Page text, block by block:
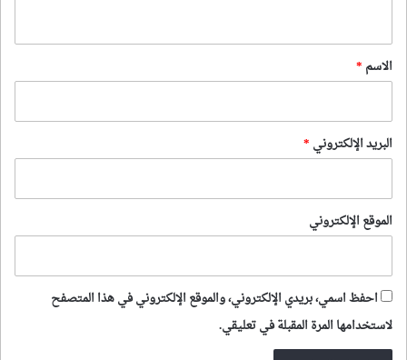
*
الاسم *
البريد الإلكتروني *
الموقع الإلكتروني
احفظ اسمي، بريدي الإلكتروني، والموقع الإلكتروني في هذا المتصفح
لاستخدامها المرة المقبلة في تعليقي.